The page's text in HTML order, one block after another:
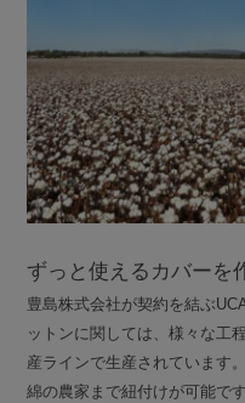
ずっと使えるカバーを
豊島株式会社が契約を結ぶ
ットンに関しては、様々な工
産ラインで生産されています
綿の農家まで紐付けが可能で